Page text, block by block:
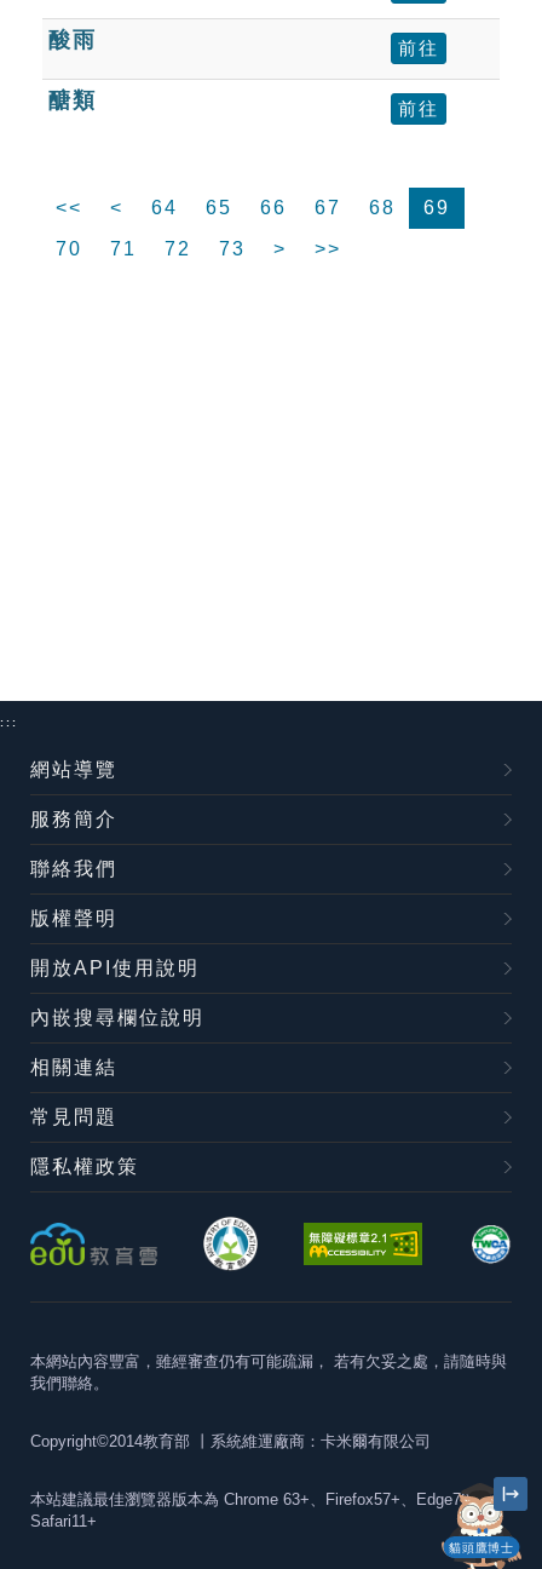
酸雨 前往
醣類 前往
<< < 64 65 66 67 68
69
70
71 72 73 > >>
貓頭鷹博士
:::
網站導覽
服務簡介
聯絡我們
版權聲明
開放API使用說明
內嵌搜尋欄位說明
相關連結
常見問題
隱私權政策
本網站內容豐富，雖經審查仍有可能疏漏， 若有欠妥之處，請隨時與
我們聯絡。
Copyright©2014教育部 丨系統維運廠商：卡米爾有限公司
本站建議最佳瀏覽器版本為 Chrome 63+、Firefox57+、Edge79+及
Safari11+